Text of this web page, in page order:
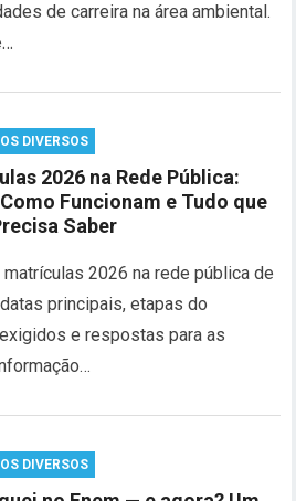
de carreira na área ambiental.
DIVERSOS
2026 na Rede Pública:
Funcionam e Tudo que
Saber
2026 na rede pública de
principais, etapas do
e respostas para as
DIVERSOS